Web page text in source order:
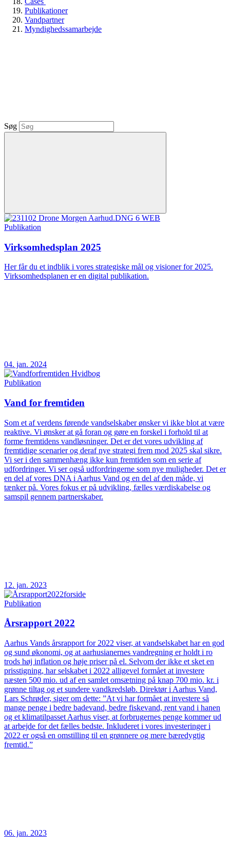
Publikationer
Vandpartner
Myndighedssamarbejde
Søg
Publikation
Virksomhedsplan 2025
Her får du et indblik i vores strategiske mål og visioner for 2025.
Virksomhedsplanen er en digital publikation.
04. jan. 2024
Publikation
Vand for fremtiden
Som et af verdens førende vandselskaber ønsker vi ikke blot at være
reaktive. Vi ønsker at gå foran og gøre en forskel i forhold til at
forme fremtidens vandløsninger. Det er det vores udvikling af
fremtidige scenarier og deraf nye strategi frem mod 2025 skal sikre.
Vi ser i den sammenhæng ikke kun fremtiden som en serie af
udfordringer. Vi ser også udfordringerne som nye muligheder. Det er
en del af vores DNA i Aarhus Vand og en del af den måde, vi
tænker på. Vores fokus er på udvikling, fælles værdiskabelse og
samspil gennem partnerskaber.
12. jan. 2023
Publikation
Årsrapport 2022
Aarhus Vands årsrapport for 2022 viser, at vandselskabet har en god
og sund økonomi, og at aarhusianernes vandregning er holdt i ro
trods høj inflation og høje priser på el. Selvom der ikke et sket en
prisstigning, har selskabet i 2022 alligevel formået at investere
næsten 500 mio. ud af en samlet omsætning på knap 700 mio. kr. i
grønne tiltag og et sundere vandkredsløb. Direktør i Aarhus Vand,
Lars Schrøder, siger om dette: ”At vi har formået at investere så
mange penge i bedre badevand, bedre fiskevand, rent vand i hanen
og et klimatilpasset Aarhus viser, at forbrugernes penge kommer ud
at arbejde for det fælles bedste. Inkluderet i vores investeringer i
2022 er også en omstilling til en grønnere og mere bæredygtig
fremtid.”
06. jan. 2023